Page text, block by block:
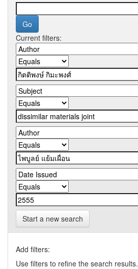
Current filters:
Start a new search
Add filters:
Use filters to refine the search results.